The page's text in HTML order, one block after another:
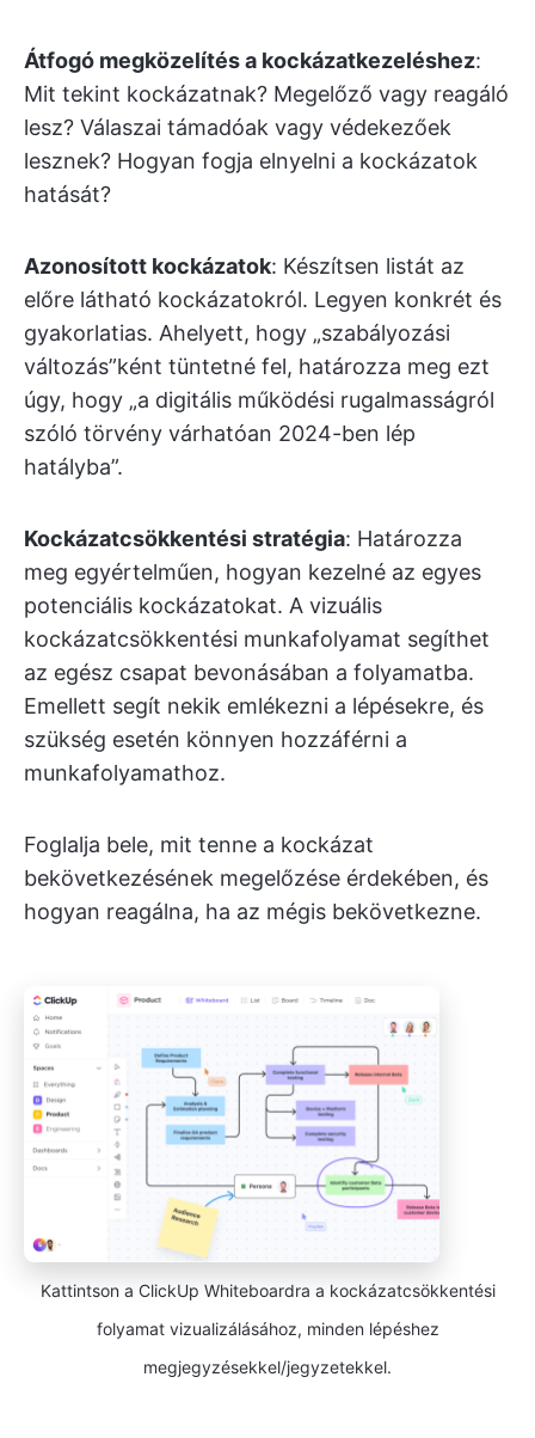
Átfogó megközelítés a kockázatkezeléshez:
Mit tekint kockázatnak? Megelőző vagy reagáló
lesz? Válaszai támadóak vagy védekezőek
lesznek? Hogyan fogja elnyelni a kockázatok
hatását?
Azonosított kockázatok: Készítsen listát az
előre látható kockázatokról. Legyen konkrét és
gyakorlatias. Ahelyett, hogy „szabályozási
változás”ként tüntetné fel, határozza meg ezt
úgy, hogy „a digitális működési rugalmasságról
szóló törvény várhatóan 2024-ben lép
hatályba”.
Kockázatcsökkentési stratégia: Határozza
meg egyértelműen, hogyan kezelné az egyes
potenciális kockázatokat. A vizuális
kockázatcsökkentési munkafolyamat segíthet
az egész csapat bevonásában a folyamatba.
Emellett segít nekik emlékezni a lépésekre, és
szükség esetén könnyen hozzáférni a
munkafolyamathoz.
Foglalja bele, mit tenne a kockázat
bekövetkezésének megelőzése érdekében, és
hogyan reagálna, ha az mégis bekövetkezne.
Kattintson a ClickUp Whiteboardra a kockázatcsökkentési
folyamat vizualizálásához, minden lépéshez
megjegyzésekkel/jegyzetekkel.